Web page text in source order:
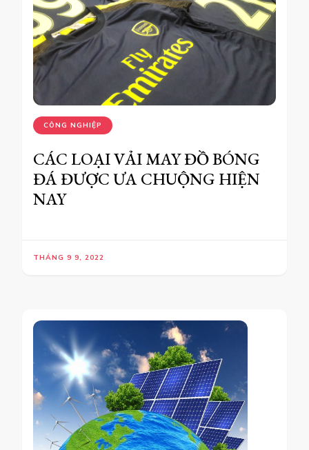
CÔNG NGHIỆP
CÁC LOẠI VẢI MAY ĐỒ BÓNG
ĐÁ ĐƯỢC ƯA CHUỘNG HIỆN
NAY
THÁNG 9 9, 2022